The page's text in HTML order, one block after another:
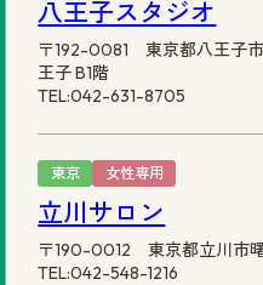
八王子スタジオ
〒192-0081 東京都八王子市
王子 B1階
TEL:042-631-8705
東京 女性専用
立川サロン
〒190-0012 東京都立川市
TEL:042-548-1216